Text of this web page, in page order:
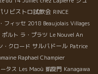
リビストロ試飲会 RINCE
フィッセ 2018 Beaujolais Villages
ポルト ラ・プラツ Le Nouvel An
・クロード サルバドール Patrice
Raphael Champier
タス Les Maoù 凱旋門 Kanagawa